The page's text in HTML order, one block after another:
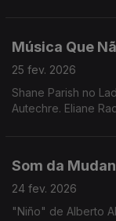
Música Que
25 fev. 2026
Shane Parish no
Autechre. Eliane
Som da
24 fev. 2026
"Niño" de Alberto